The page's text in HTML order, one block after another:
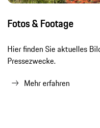
Fotos & Footage
Hier finden Sie aktuelles
Pressezwecke.
Mehr erfahren